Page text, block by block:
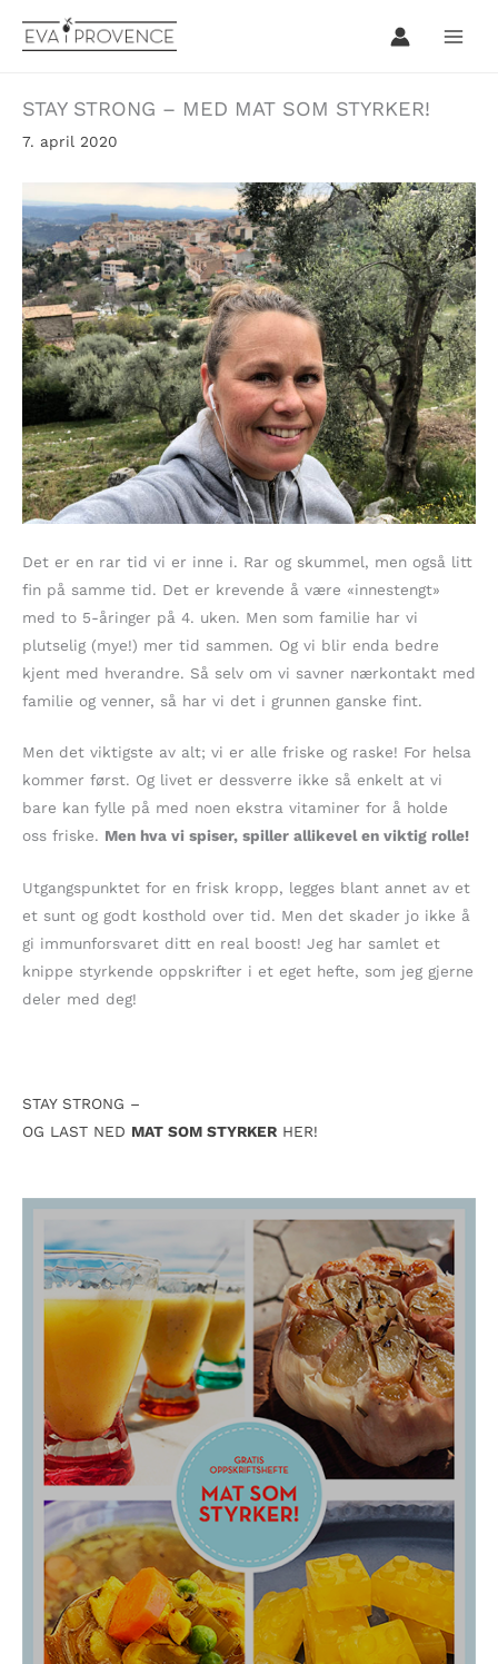
rett
STAY STRONG – MED MAT SOM STYRKER!
7. april 2020
Det er en rar tid vi er inne i. Rar og skummel, men også litt
fin på samme tid. Det er krevende å være «innestengt»
med to 5-åringer på 4. uken. Men som familie har vi
plutselig (mye!) mer tid sammen. Og vi blir enda bedre
kjent med hverandre. Så selv om vi savner nærkontakt med
familie og venner, så har vi det i grunnen ganske fint.
Men det viktigste av alt; vi er alle friske og raske! For helsa
kommer først. Og livet er dessverre ikke så enkelt at vi
bare kan fylle på med noen ekstra vitaminer for å holde
oss friske. Men hva vi spiser, spiller allikevel en viktig rolle!
Utgangspunktet for en frisk kropp, legges blant annet av et
et sunt og godt kosthold over tid. Men det skader jo ikke å
gi immunforsvaret ditt en real boost! Jeg har samlet et
knippe styrkende oppskrifter i et eget hefte, som jeg gjerne
deler med deg!
STAY STRONG –
OG LAST NED MAT SOM STYRKER HER!